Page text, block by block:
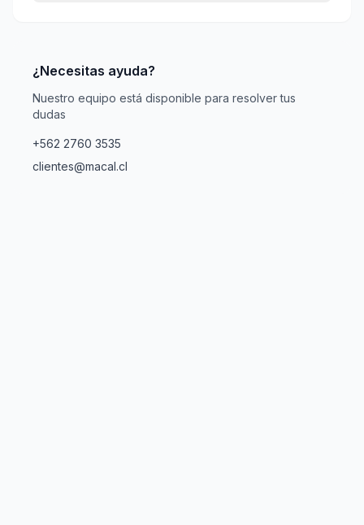
¿Necesitas ayuda?
Nuestro equipo está disponible para resolver tus
dudas
+562 2760 3535
clientes@macal.cl